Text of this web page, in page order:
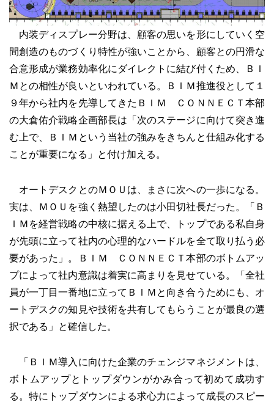
内装ディスプレー分野は、顧客の思いを形にしていく空
間創造のものづくり特性が強いことから、顧客との円滑な
合意形成が業務効率化にダイレクトに結び付くため、ＢＩ
Ｍとの相性が良いといわれている。ＢＩＭ推進役として１
９年から社内を先導してきたＢＩＭ ＣＯＮＮＥＣＴ本部
の大倉佑介戦略企画部長は「次のステージに向けて突き進
む上で、ＢＩＭという当社の強みをきちんと仕組み化する
ことが重要になる」と付け加える。
オートデスクとのＭＯＵは、まさに次への一歩になる。
実は、ＭＯＵを強く熱望したのは小田切社長だった。「Ｂ
ＩＭを経営戦略の中核に据える上で、トップである私自身
が先頭に立って社内の心理的なハードルを全て取り払う必
要があった」。ＢＩＭ ＣＯＮＮＥＣＴ本部のボトムアッ
プによって社内意識は着実に高まりを見せている。「全社
員が一丁目一番地に立ってＢＩＭと向き合うためにも、オ
ートデスクの知見や技術を共有してもらうことが最良の選
択である」と確信した。
「ＢＩＭ導入に向けた企業のチェンジマネジメントは、
ボトムアップとトップダウンがかみ合って初めて成功す
る。特にトップダウンによる求心力によって成長のスピー